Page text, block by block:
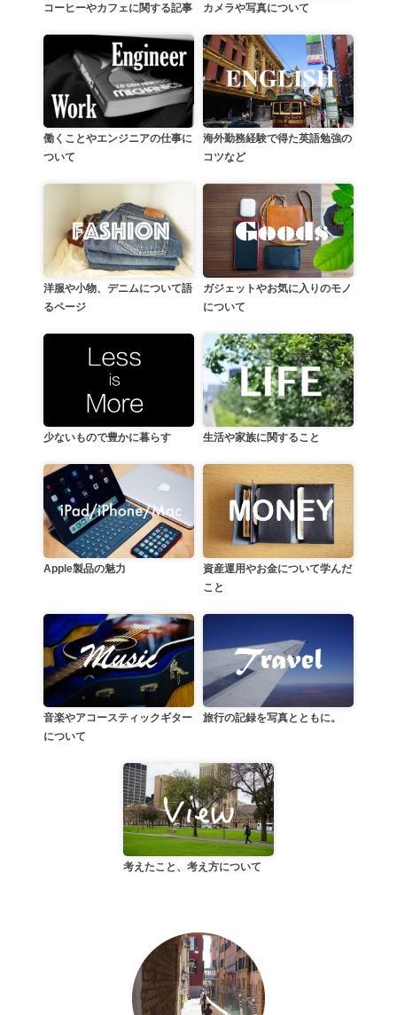
コーヒーやカフェに関する記事 カメラや写真について
働くことやエンジニアの仕事に
ついて
海外勤務経験で得た英語勉強の
コツなど
洋服や小物、デニムについて語
るページ
ガジェットやお気に入りのモノ
について
少ないもので豊かに暮らす 生活や家族に関すること
Apple製品の魅力
資産運用やお金について学んだ
こと
音楽やアコースティックギター
について
旅行の記録を写真とともに。
考えたこと、考え方について